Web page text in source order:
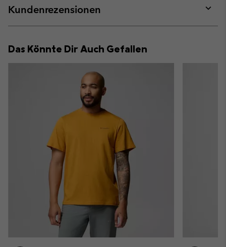
Kundenrezensionen
or
Das Könnte Dir Auch Gefallen